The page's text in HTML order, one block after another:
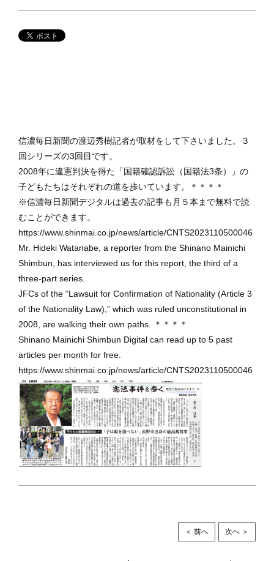
信濃毎日新聞の渡辺秀樹記者が取材をして下さいました。３
回シリーズの3回目です。
2008年に違憲判決を得た「国籍確認訴訟（国籍法3条）」の
子どもたちはそれぞれの道を歩いています。＊＊＊＊
※信濃毎日新聞デジタルは過去の記事も月５本まで無料で読
むことができます。
https://www.shinmai.co.jp/news/article/CNTS2023110500046
Mr. Hideki Watanabe, a reporter from the Shinano Mainichi
Shimbun, has interviewed us for this report, the third of a
three-part series.
JFCs of the “Lawsuit for Confirmation of Nationality (Article 3
of the Nationality Law),” which was ruled unconstitutional in
2008, are walking their own paths. ＊＊＊＊
Shinano Mainichi Shimbun Digital can read up to 5 past
articles per month for free.
https://www.shinmai.co.jp/news/article/CNTS2023110500046
＜ 前へ 次へ ＞